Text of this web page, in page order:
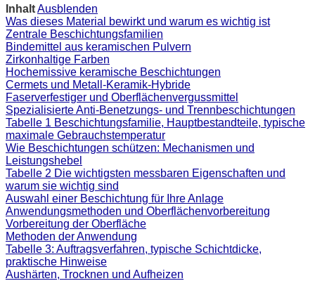
InhaltAusblenden
Was dieses Material bewirkt und warum es wichtig ist
Zentrale Beschichtungsfamilien
Bindemittel aus keramischen Pulvern
Zirkonhaltige Farben
Hochemissive keramische Beschichtungen
Cermets und Metall-Keramik-Hybride
Faserverfestiger und Oberflächenvergussmittel
Spezialisierte Anti-Benetzungs- und Trennbeschichtungen
Tabelle 1 Beschichtungsfamilie, Hauptbestandteile, typische
maximale Gebrauchstemperatur
Wie Beschichtungen schützen: Mechanismen und
Leistungshebel
Tabelle 2 Die wichtigsten messbaren Eigenschaften und
warum sie wichtig sind
Auswahl einer Beschichtung für Ihre Anlage
Anwendungsmethoden und Oberflächenvorbereitung
Vorbereitung der Oberfläche
Methoden der Anwendung
Tabelle 3: Auftragsverfahren, typische Schichtdicke,
praktische Hinweise
Aushärten, Trocknen und Aufheizen